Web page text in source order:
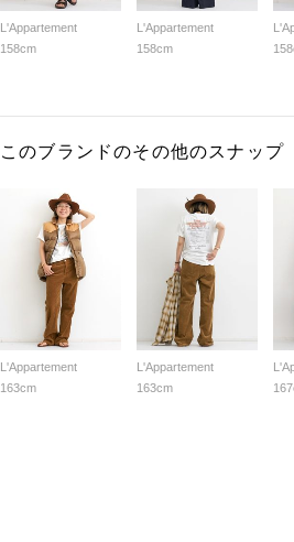
L'Appartement
158cm
L'Appartement
158cm
このブランドのその他のスナップ
L'Appartement
163cm
L'Appartement
163cm